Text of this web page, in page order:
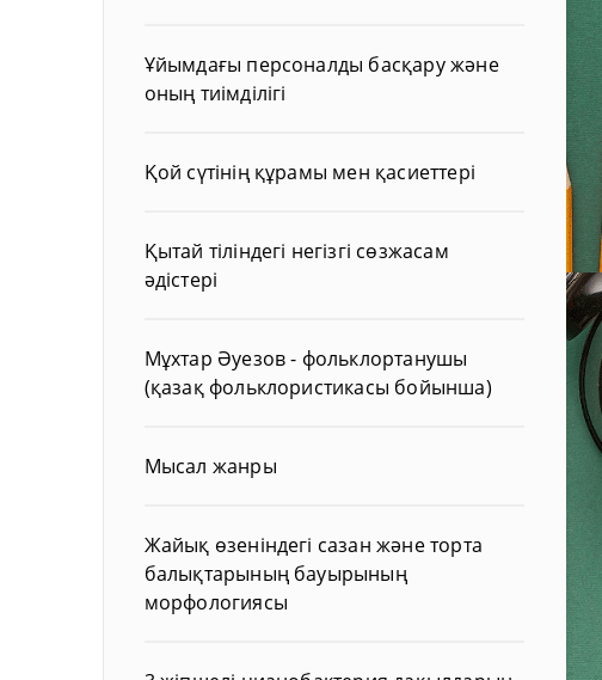
Ұйымдағы персоналды басқару және
оның тиімділігі
Қой сүтінің құрамы мен қасиеттері
Қытай тіліндегі негізгі сөзжасам
әдістері
Мұхтар Әуезов - фольклортанушы
(қазақ фольклористикасы бойынша)
Мысал жанры
Жайық өзеніндегі сазан және торта
балықтарының бауырының
морфологиясы